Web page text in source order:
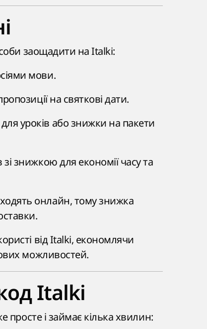
заощадити на Italki:
мови.
на святкові дати.
уроків або знижки на пакети
зі знижкою для економії часу та
онлайн, тому знижка
від Italki, економлячи
можливостей.
Italki
і займає кілька хвилин: